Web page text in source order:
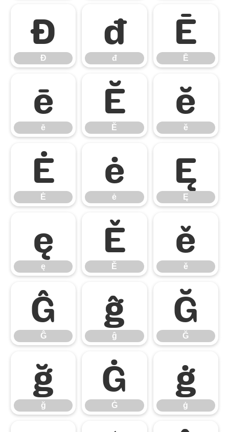
Đ
Đ đ
đ Ē
Ē
ē
ē Ĕ
Ĕ ĕ
ĕ
Ė
Ė ė
ė Ę
Ę
ę
ę Ě
Ě ě
ě
Ĝ
Ĝ ĝ
ĝ Ğ
Ğ
ğ
ğ Ġ
Ġ ġ
ġ